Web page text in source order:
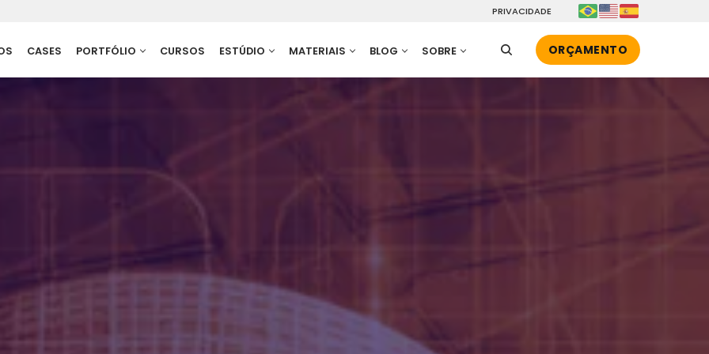
PRIVACIDADE
CASES PORTFÓLIO CURSOS ESTÚDIO MATERIAIS BLOG SOBRE ORÇAMENTO